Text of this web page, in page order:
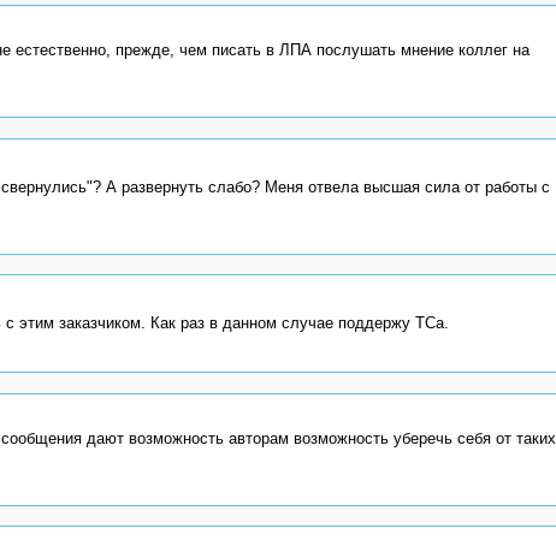
естественно, прежде, чем писать в ЛПА послушать мнение коллег на
А развернуть слабо? Меня отвела высшая сила от работы с
этим заказчиком. Как раз в данном случае поддержу ТСа.
дают возможность авторам возможность уберечь себя от таких